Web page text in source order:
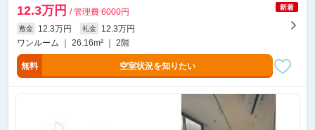
12.3万円 / 管理費 6000円
敷金 12.3万円 礼金
12.3万円
ワンルーム ｜ 26.16m² ｜ 2階
無料 空室状況を知りたい